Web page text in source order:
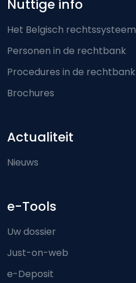
Nuttige info
Het Belgisch rechtssysteem
Personen in de rechtbank
Procedures in de rechtbank
Brochures
Actualiteit
Nieuws
e-Tools
Uw dossier
Just-on-web
e-Deposit